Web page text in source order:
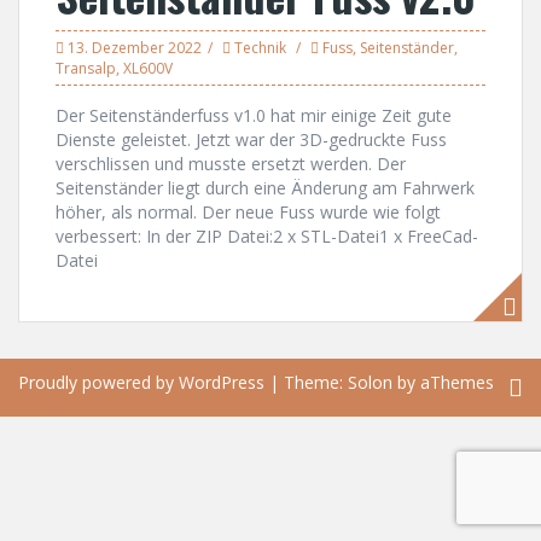
13. Dezember 2022 Technik Fuss, Seitenständer,
Transalp, XL600V
Der Seitenständerfuss v1.0 hat mir einige Zeit gute
Dienste geleistet. Jetzt war der 3D-gedruckte Fuss
verschlissen und musste ersetzt werden. Der
Seitenständer liegt durch eine Änderung am Fahrwerk
höher, als normal. Der neue Fuss wurde wie folgt
verbessert: In der ZIP Datei:2 x STL-Datei1 x FreeCad-
Datei
Proudly powered by WordPress | Theme: Solon by aThemes